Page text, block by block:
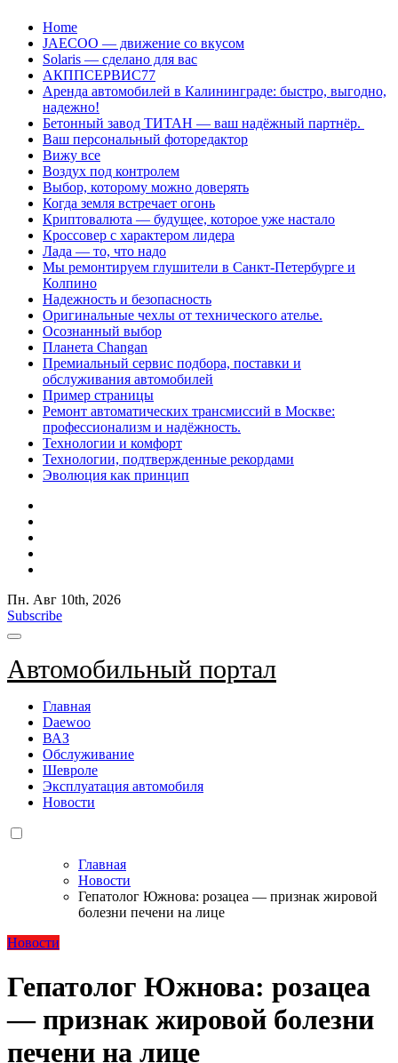
Перейти
содержанию
Home
JAECOO — движение со вкусом
Solaris — сделано для вас
АКППСЕРВИС77
Аренда автомобилей в Калининграде: быстро, выгодно,
надежно!
Бетонный завод ТИТАН — ваш надёжный партнёр.
Ваш персональный фоторедактор
Вижу все
Воздух под контролем
Выбор, которому можно доверять
Когда земля встречает огонь
Криптовалюта — будущее, которое уже настало
Кроссовер с характером лидера
Лада — то, что надо
Мы ремонтируем глушители в Санкт-Петербурге и
Колпино
Надежность и безопасность
Оригинальные чехлы от технического ателье.
Осознанный выбор
Планета Changan
Премиальный сервис подбора, поставки и
обслуживания автомобилей
Пример страницы
Ремонт автоматических трансмиссий в Москве:
профессионализм и надёжность.
Технологии и комфорт
Технологии, подтвержденные рекордами
Эволюция как принцип
Пн. Авг 10th, 2026
Subscribe
Автомобильный портал
Главная
Daewoo
ВАЗ
Обслуживание
Шевроле
Эксплуатация автомобиля
Новости
Главная
Новости
Гепатолог Южнова: розацеа — признак жировой
болезни печени на лице
Новости
Гепатолог Южнова: розацеа
— признак жировой болезни
печени на лице